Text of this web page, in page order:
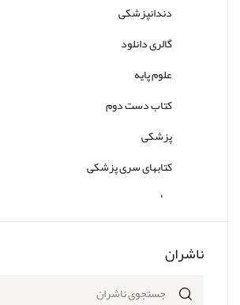
دندانپزشکی
گالری دانلود
علوم پایه
کتاب دست دوم
پزشکی
کتابهای سری پزشکی
سایر
ناشران